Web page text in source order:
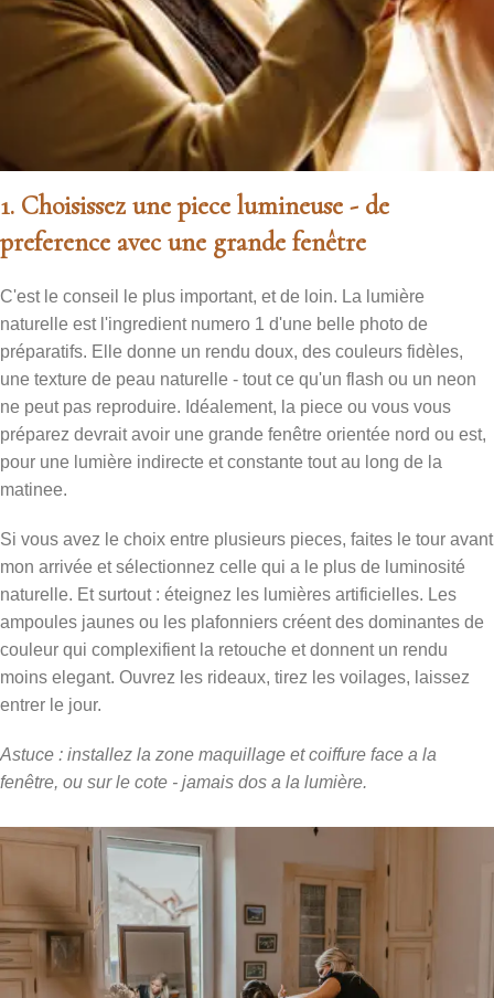
1. Choisissez une piece lumineuse - de
preference avec une grande fenêtre
C'est le conseil le plus important, et de loin. La lumière
naturelle est l'ingredient numero 1 d'une belle photo de
préparatifs. Elle donne un rendu doux, des couleurs fidèles,
une texture de peau naturelle - tout ce qu'un flash ou un neon
ne peut pas reproduire. Idéalement, la piece ou vous vous
préparez devrait avoir une grande fenêtre orientée nord ou est,
pour une lumière indirecte et constante tout au long de la
matinee.
Si vous avez le choix entre plusieurs pieces, faites le tour avant
mon arrivée et sélectionnez celle qui a le plus de luminosité
naturelle. Et surtout : éteignez les lumières artificielles. Les
ampoules jaunes ou les plafonniers créent des dominantes de
couleur qui complexifient la retouche et donnent un rendu
moins elegant. Ouvrez les rideaux, tirez les voilages, laissez
entrer le jour.
Astuce : installez la zone maquillage et coiffure face a la
fenêtre, ou sur le cote - jamais dos a la lumière.